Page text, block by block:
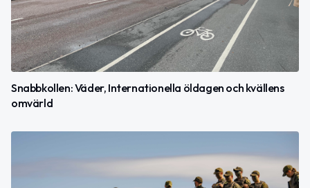
Snabbkollen: Väder, Internationella öldagen och kvällens
omvärld